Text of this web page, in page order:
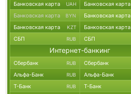
Банковская карта UAH Банковская карта
Банковская карта BYN Банковская карта
Банковская карта KZT Банковская карта
СБП RUB СБП
Интернет-банкинг
Сбербанк RUB Сбербанк
Альфа-Банк RUB Альфа-Банк
Т-Банк RUB Т-Банк